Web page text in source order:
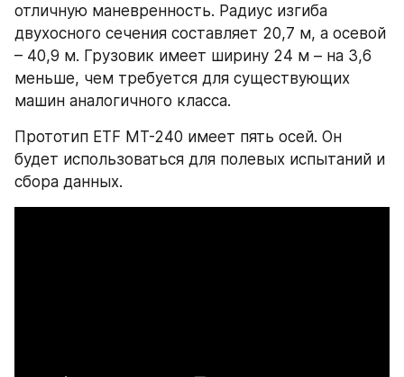
отличную маневренность. Радиус изгиба
двухосного сечения составляет 20,7 м, а осевой
– 40,9 м. Грузовик имеет ширину 24 м – на 3,6
меньше, чем требуется для существующих
машин аналогичного класса.
Прототип ETF MT-240 имеет пять осей. Он
будет использоваться для полевых испытаний и
сбора данных.